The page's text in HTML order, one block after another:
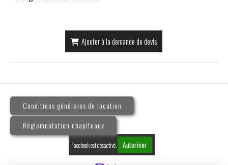
Ajouter à la demande de devis
Conditions générales de location
Réglementation chapiteaux
Facebook est désactivé. Autoriser